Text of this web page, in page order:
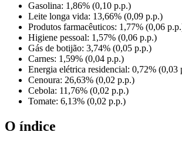
Gasolina: 1,86% (0,10 p.p.)
Leite longa vida: 13,66% (0,09 p.p.)
Produtos farmacêuticos: 1,77% (0,06
Higiene pessoal: 1,57% (0,06 p.p.)
Gás de botijão: 3,74% (0,05 p.p.)
Carnes: 1,59% (0,04 p.p.)
Energia elétrica residencial: 0,72% (0,03
Cenoura: 26,63% (0,02 p.p.)
Cebola: 11,76% (0,02 p.p.)
Tomate: 6,13% (0,02 p.p.)
O índice